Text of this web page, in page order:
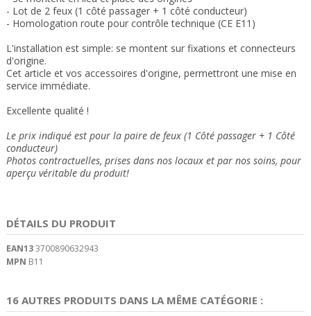
- Lot de 2 feux (1 côté passager + 1 côté conducteur)
- Homologation route pour contrôle technique (CE E11)
L'installation est simple: se montent sur fixations et connecteurs
d'origine.
Cet article et vos accessoires d'origine, permettront une mise en
service immédiate.
Excellente qualité !
Le prix indiqué est pour la paire de feux (1 Côté passager + 1 Côté
conducteur)
Photos contractuelles, prises dans nos locaux et par nos soins, pour
aperçu véritable du produit!
DÉTAILS DU PRODUIT
EAN133700890632943
MPN B11
16 AUTRES PRODUITS DANS LA MÊME CATÉGORIE :